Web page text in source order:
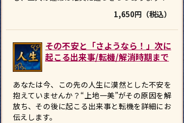
1,650円（税込）
その不安と「さようなら！」次に
起こる出来事/転機/解消時期まで
あなたは今、この先の人生に漠然とした不安を
抱えていませんか？“上地一美”がその原因を解
放ち、その後に起こる出来事と転機を詳細にお
伝えします。